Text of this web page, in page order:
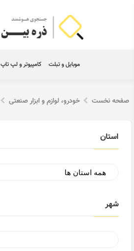
موبایل و تبلت کامپیوتر و لپ تاپ
صفحه نخست خودرو، لوازم و ابزار صنعتی
استان
شهر